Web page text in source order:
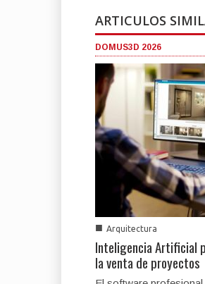
ARTICULOS
DOMUS3D 2026
■ Arquitectura
Inteligencia Artificial
la venta de proyectos